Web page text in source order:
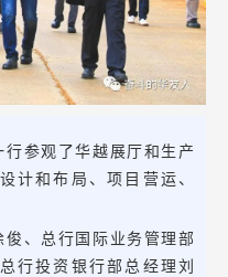
参观了华越展厅和生产
计和布局、项目营运、
、总行国际业务管理部
行投资银行部总经理刘